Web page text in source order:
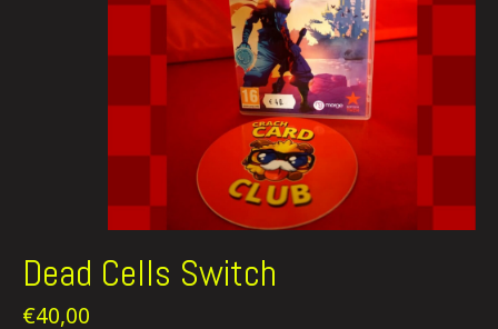
Dead Cells Switch
€40,00